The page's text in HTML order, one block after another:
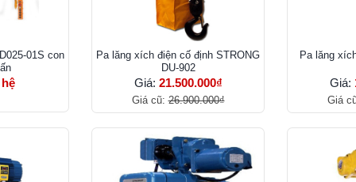
01S con
Pa lăng xích điện cố định STRONG
DU-902
Giá: 21.500.000₫
Giá cũ:26.900.000₫
Pa lăng
Giá:
Giá